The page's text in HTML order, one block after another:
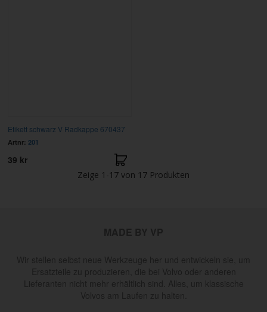
Etikett schwarz V Radkappe 670437
Artnr: 201
39 kr
Zeige 1-17 von 17 Produkten